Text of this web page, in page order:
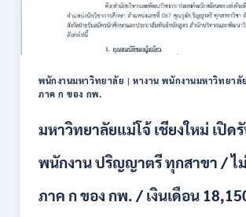
/
ปวส.
ป.ตรี
สาขา
สมัคร
ONLINE
ก.ค.
19
พนักงานมหาวิทยาลัย |หางาน พนักงานมหาวิทยาลัย
ภาค ก ของ กพ.
มหาวิทยาลัยแม่โจ้ เชียงใหม่ เปิด
พนักงาน ปริญญาตรี ทุกสาขา / ไ
ภาค ก ของ กพ. / เงินเดือน